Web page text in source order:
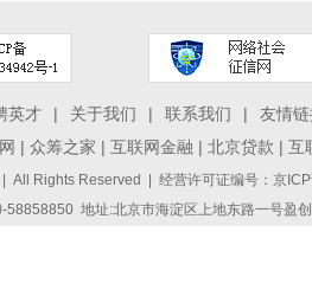
英才 | 关于我们 | 联系我们 | 友情
| 众筹之家 | 互联网金融 | 北京贷款 | 互
Rights Reserved | 经营许可证编号：京ICP
地址:北京市海淀区上地东路一号盈